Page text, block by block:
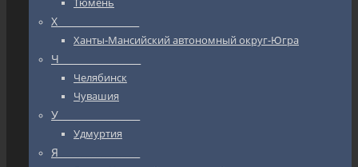
Х_________________
Ханты-Мансийский автономный округ-Югра
Ч_________________
Челябинск
Чувашия
У_________________
Удмуртия
Я_________________